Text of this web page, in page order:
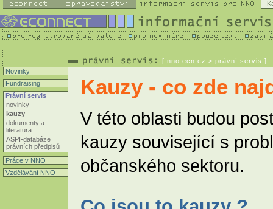
[ nno.ecn.cz > právní servis ]
Novinky
Fundraising
Právní servis
novinky
kauzy
dokumenty a
literatura
ASPI-databáze
právních předpisů
Práce v NNO
Vzdělávání NNO
Kauzy - co zde
V této oblasti budou
kauzy související s
občanského sektoru.